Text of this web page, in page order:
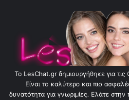
To LesChat.gr δημιουργήθηκε για
Είναι το καλύτερο και πιο
δυνατότητα για γνωριμίες. Ελάτε